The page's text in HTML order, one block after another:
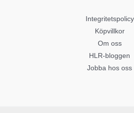
Integritetspolicy
Köpvillkor
Om oss
HLR-bloggen
Jobba hos oss